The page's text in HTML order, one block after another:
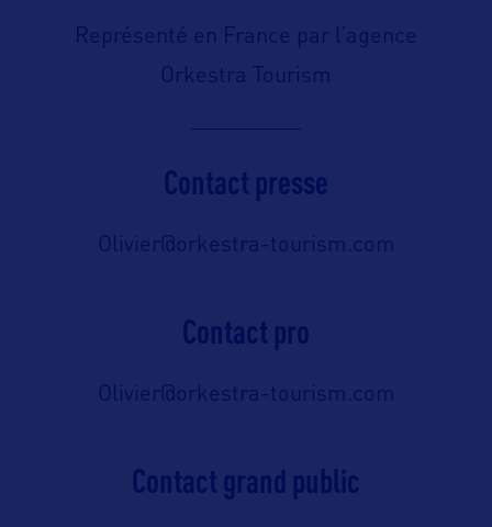
Représenté en France par l’agence
Orkestra Tourism
Contact presse
Olivier@orkestra-tourism.com
Contact pro
Olivier@orkestra-tourism.com
Contact grand public